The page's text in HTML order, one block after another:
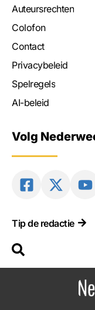
Auteursrechten
Colofon
Contact
Privacybeleid
Spelregels
AI-beleid
Volg
Tip de redactie